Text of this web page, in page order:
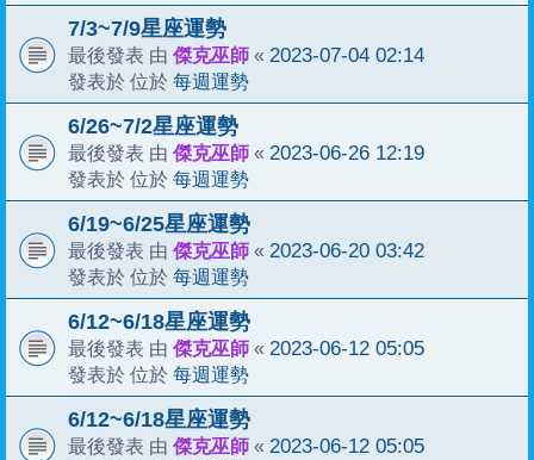
7/3~7/9星座運勢
最後發表 由 傑克巫師 « 2023-07-04 02:14
發表於 位於 每週運勢
6/26~7/2星座運勢
最後發表 由 傑克巫師 « 2023-06-26 12:19
發表於 位於 每週運勢
6/19~6/25星座運勢
最後發表 由 傑克巫師 « 2023-06-20 03:42
發表於 位於 每週運勢
6/12~6/18星座運勢
最後發表 由 傑克巫師 « 2023-06-12 05:05
發表於 位於 每週運勢
6/12~6/18星座運勢
最後發表 由 傑克巫師 « 2023-06-12 05:05